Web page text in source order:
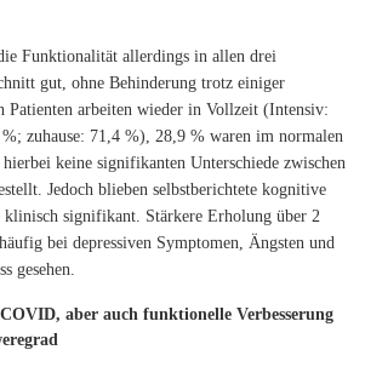
Funktionalität allerdings in allen drei
gut, ohne Behinderung trotz einiger
Patienten arbeiten wieder in Vollzeit (Intensiv:
zuhause: 71,4 %), 28,9 % waren im normalen
keine signifikanten Unterschiede zwischen
Jedoch blieben selbstberichtete kognitive
klinisch signifikant. Stärkere Erholung über 2
bei depressiven Symptomen, Ängsten und
gesehen.
aber auch funktionelle Verbesserung